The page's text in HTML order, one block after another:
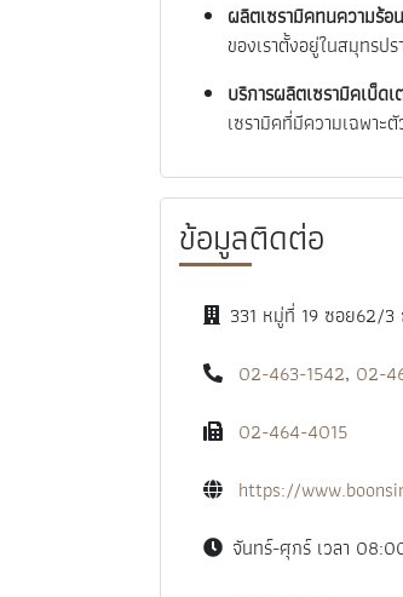
ผลิตเซรามิคทนความร้อ
ของเราตั้งอยู่ในสมุทรป
บริการผลิตเซรามิคเบ็ด
เซรามิคที่มีความเฉพาะ
ข้อมูลติดต่อ
331 หมู่ที่ 19 ซอย62/3
02-463-1542, 02-
02-464-4015
https://
จันทร์-ศุกร์ เวลา